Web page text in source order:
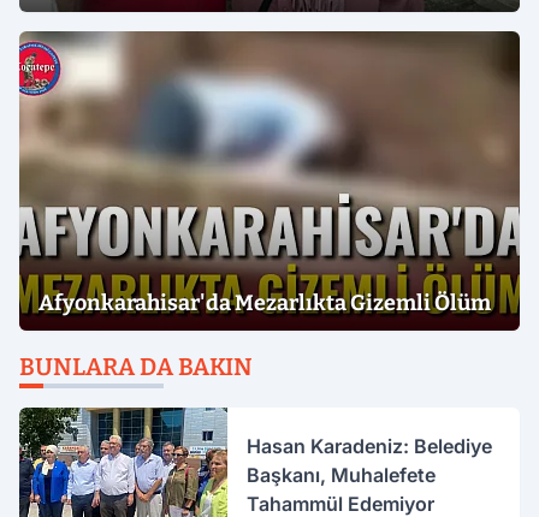
Afyonkarahisar'da Mezarlıkta Gizemli Ölüm
BUNLARA DA BAKIN
Hasan Karadeniz: Belediye
Başkanı, Muhalefete
Tahammül Edemiyor